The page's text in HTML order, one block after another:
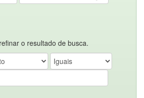
o resultado de busca.